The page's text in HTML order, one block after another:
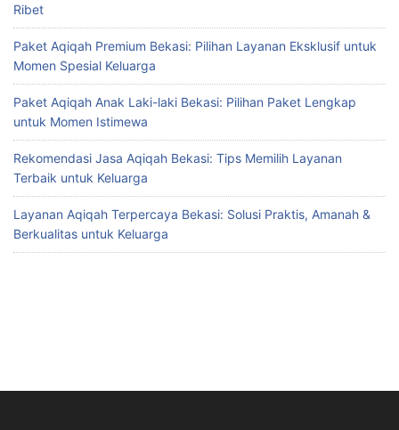
Ribet
Paket Aqiqah Premium Bekasi: Pilihan Layanan Eksklusif untuk
Momen Spesial Keluarga
Paket Aqiqah Anak Laki-laki Bekasi: Pilihan Paket Lengkap
untuk Momen Istimewa
Rekomendasi Jasa Aqiqah Bekasi: Tips Memilih Layanan
Terbaik untuk Keluarga
Layanan Aqiqah Terpercaya Bekasi: Solusi Praktis, Amanah &
Berkualitas untuk Keluarga